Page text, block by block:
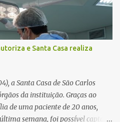
Até o momento, não
sobre o estado de saúde dos
de Santa Gertrudes atenderam a
o trabalho da perícia. Até a
havia sido preso. A Polícia
a autoria dos disparos e as
segue em anda...
e Santa Casa realiza
a Santa Casa de São Carlos
da instituição. Graças ao
de uma paciente de 20 anos,
semana, foi possível captar o